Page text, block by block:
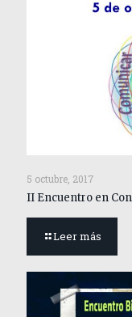
5 octubre, 2017
II Encuentro en
Leer más